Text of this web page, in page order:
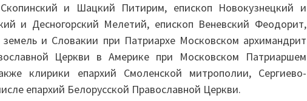
и Шацкий Питирим, епископ Новокузнецкий и
и Десногорский Мелетий, епископ Веневский Феодорит,
и Словакии при Патриархе Московском архимандрит
Церкви в Америке при Московском Патриаршем
клирики епархий Смоленской митрополии, Сергиево-
епархий Белорусской Православной Церкви.